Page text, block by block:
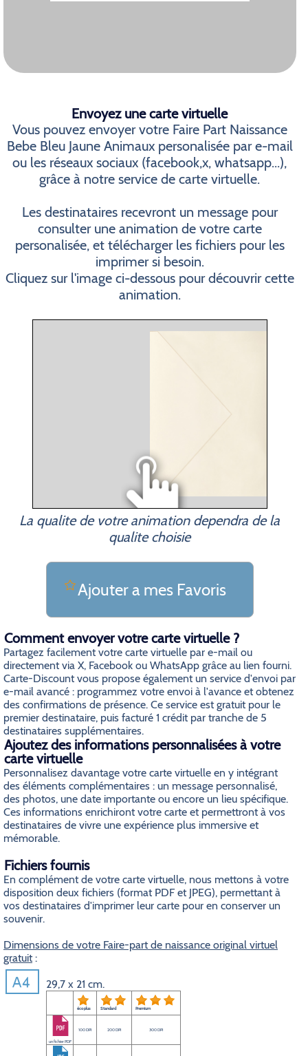
Envoyez une carte virtuelle
Vous pouvez envoyer votre Faire Part Naissance
Bebe Bleu Jaune Animaux personalisée par e-mail
ou les réseaux sociaux (facebook,x, whatsapp...),
grâce à notre service de carte virtuelle.
Les destinataires recevront un message pour
consulter une animation de votre carte
personalisée, et télécharger les fichiers pour les
imprimer si besoin.
Cliquez sur l'image ci-dessous pour découvrir cette
animation.
La qualite de votre animation dependra de la
qualite choisie
Ajouter a mes Favoris
Comment envoyer votre carte virtuelle ?
Partagez facilement votre carte virtuelle par e-mail ou
directement via X, Facebook ou WhatsApp grâce au lien fourni.
Carte-Discount vous propose également un service d'envoi par
e-mail avancé : programmez votre envoi à l'avance et obtenez
des confirmations de présence. Ce service est gratuit pour le
premier destinataire, puis facturé 1 crédit par tranche de 5
destinataires supplémentaires.
Ajoutez des informations personnalisées à votre
carte virtuelle
Personnalisez davantage votre carte virtuelle en y intégrant
des éléments complémentaires : un message personnalisé,
des photos, une date importante ou encore un lieu spécifique.
Ces informations enrichiront votre carte et permettront à vos
destinataires de vivre une expérience plus immersive et
mémorable.
Fichiers fournis
En complément de votre carte virtuelle, nous mettons à votre
disposition deux fichiers (format PDF et JPEG), permettant à
vos destinataires d'imprimer leur carte pour en conserver un
souvenir.
Dimensions de votre Faire-part de naissance original virtuel
gratuit:
29,7 x 21 cm.
éco plus Standard Premium
un fichier PDF
100 DPI 200 DPI 300 DPI